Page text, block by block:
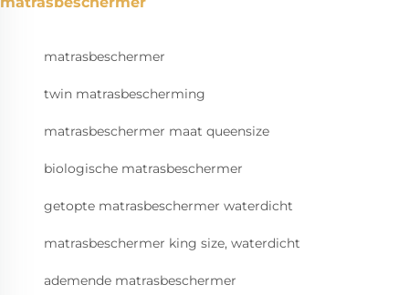
matrasbeschermer
twin matrasbescherming
matrasbeschermer maat queensize
biologische matrasbeschermer
getopte matrasbeschermer waterdicht
matrasbeschermer king size, waterdicht
ademende matrasbeschermer